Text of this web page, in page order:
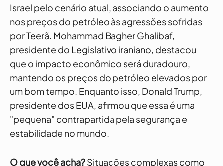
Israel pelo cenário atual, associando o aumento
nos preços do petróleo às agressões sofridas
por Teerã. Mohammad Bagher Ghalibaf,
presidente do Legislativo iraniano, destacou
que o impacto econômico será duradouro,
mantendo os preços do petróleo elevados por
um bom tempo. Enquanto isso, Donald Trump,
presidente dos EUA, afirmou que essa é uma
"pequena" contrapartida pela segurança e
estabilidade no mundo.
O que você acha?Situações complexas como